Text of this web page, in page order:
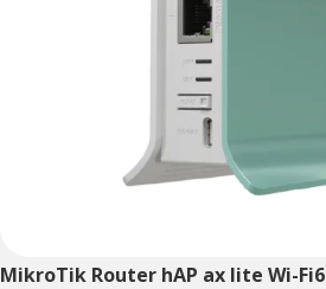
MikroTik Router hAP ax lite Wi-Fi6